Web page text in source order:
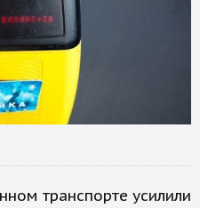
транспорте усилили